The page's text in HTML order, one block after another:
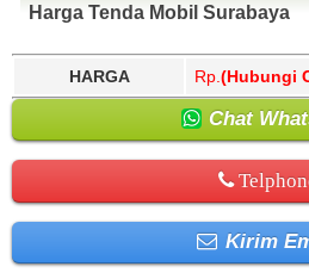
Harga Tenda Mobil Surabaya
HARGA Rp. (Hubungi
Chat
Kirim